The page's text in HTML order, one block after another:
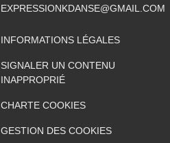
EXPRESSIONKDANSE@GMAIL.COM
INFORMATIONS LÉGALES
SIGNALER UN CONTENU
INAPPROPRIÉ
CHARTE COOKIES
GESTION DES COOKIES